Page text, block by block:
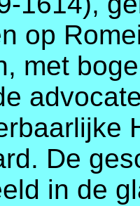
op
met
De
in de